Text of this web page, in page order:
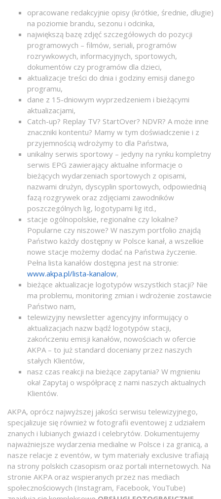
opracowane redakcyjnie opisy (krótkie, średnie, długie)
na poziomie brandu, sezonu i odcinka,
największą bazę zdjęć szczegółowych do pozycji
programowych – filmów, seriali, programów
rozrywkowych, informacyjnych, sportowych,
dokumentów czy programów dla dzieci,
aktualizacje treści do dnia i godziny emisji danego
programu,
dane z 15-dniowym wyprzedzeniem i bieżącymi
aktualizacjami,
Catch-up? Replay TV? StartOver? NDVR? A może inne
znaczniki kontentu? Mamy w tym doświadczenie i z
przyjemnością wdrożymy to dla Państwa,
unikalny serwis sportowy – jedyny na rynku kompletny
serwis EPG zawierający aktualne informacje o
bieżących wydarzeniach sportowych z opisami,
nazwami drużyn, dyscyplin sportowych, odpowiednią
fazą rozgrywek oraz zdjęciami zawodników
poszczególnych lig, logotypami lig itd.,
stacje ogólnopolskie, regionalne czy lokalne?
Popularne czy niszowe? W naszym portfolio znajdą
Państwo każdy dostępny w Polsce kanał, a wszelkie
nowe stacje możemy dodać na Państwa życzenie.
Pełna lista kanałów dostępna jest na stronie:
www.akpa.pl/lista-kanalow,
bieżące aktualizacje logotypów wszystkich stacji? Nie
ma problemu, monitoring zmian i wdrożenie zostawcie
Państwo nam,
telewizyjny newsletter agencyjny informujący o
aktualizacjach nazw bądź logotypów stacji,
zakończeniu emisji kanałów, nowościach w ofercie
AKPA – to już standard doceniany przez naszych
stałych Klientów,
nasz czas reakcji na bieżące zapytania? W mgnieniu
oka! Zapytaj o współpracę z nami naszych aktualnych
Klientów.
AKPA, oprócz najwyższej jakości serwisu telewizyjnego,
specjalizuje się również w fotografii eventowej z udziałem
znanych i lubianych gwiazd i celebrytów. Dokumentujemy
najważniejsze wydarzenia medialne w Polsce i za granicą, a
nasze relacje z eventów, w tym materiały exclusive trafiają
na strony polskich czasopism oraz portali internetowych. Na
stronie AKPA oraz wspieranych przez nas mediach
społecznościowych (Instagram, Facebook, YouTube)